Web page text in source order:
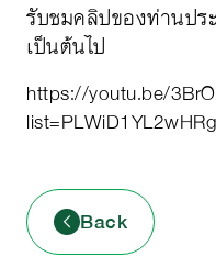
รับชมคลิปของท่านปร
เป็นต้นไป
https://youtu.be/
Back